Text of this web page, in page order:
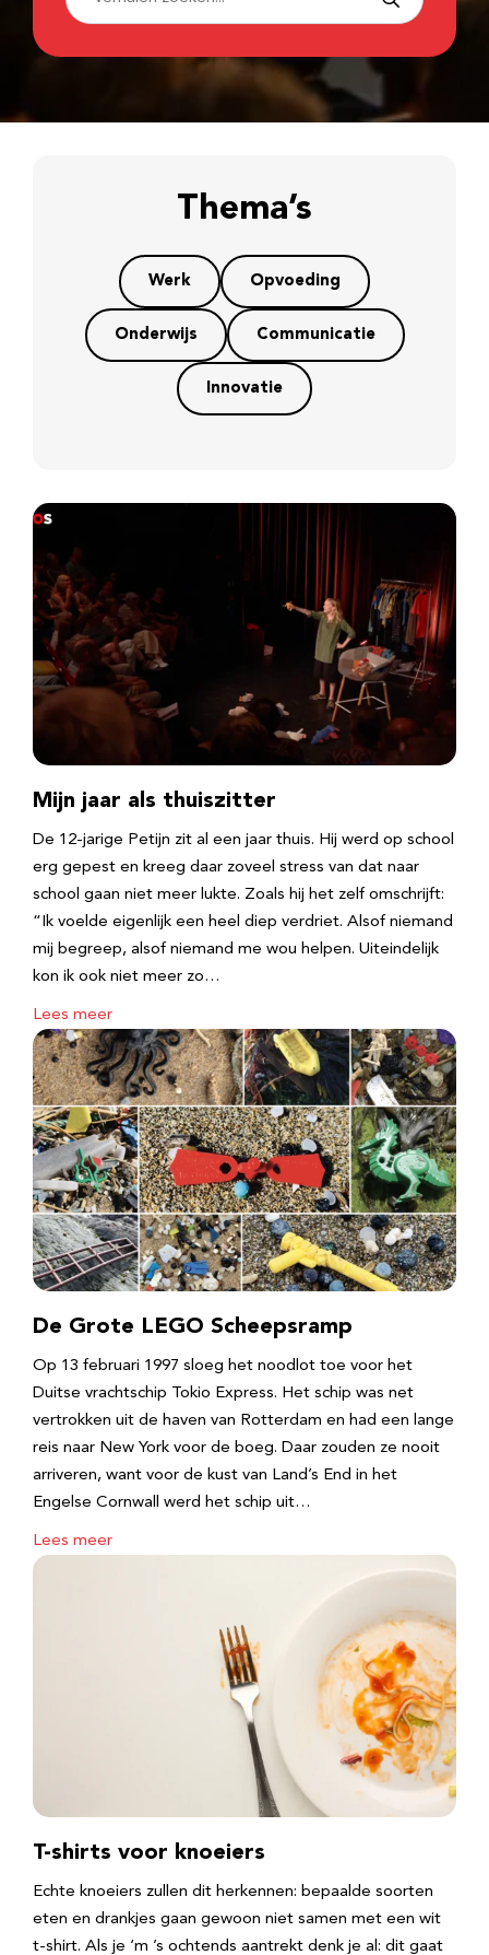
Thema’s
Werk Opvoeding
Onderwijs Communicatie
Innovatie
Mijn jaar als thuiszitter
De 12-jarige Petijn zit al een jaar thuis. Hij werd op school
erg gepest en kreeg daar zoveel stress van dat naar
school gaan niet meer lukte. Zoals hij het zelf omschrijft:
“Ik voelde eigenlijk een heel diep verdriet. Alsof niemand
mij begreep, alsof niemand me wou helpen. Uiteindelijk
kon ik ook niet meer zo…
Lees meer
De Grote LEGO Scheepsramp
Op 13 februari 1997 sloeg het noodlot toe voor het
Duitse vrachtschip Tokio Express. Het schip was net
vertrokken uit de haven van Rotterdam en had een lange
reis naar New York voor de boeg. Daar zouden ze nooit
arriveren, want voor de kust van Land’s End in het
Engelse Cornwall werd het schip uit…
Lees meer
T-shirts voor knoeiers
Echte knoeiers zullen dit herkennen: bepaalde soorten
eten en drankjes gaan gewoon niet samen met een wit
t-shirt. Als je ‘m ’s ochtends aantrekt denk je al: dit gaat